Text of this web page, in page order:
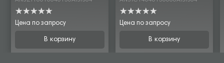
Цена по запросу
В корзину
Цена по запросу
В корзину